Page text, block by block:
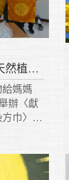
〈獻給媽媽的手作禮〉天然植物染方巾
媽媽
辦〈獻
巾〉活
媽媽！